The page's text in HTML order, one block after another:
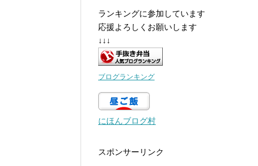
ランキングに参加しています
応援よろしくお願いします
↓↓↓
ブログランキング
にほんブログ村
スポンサーリンク